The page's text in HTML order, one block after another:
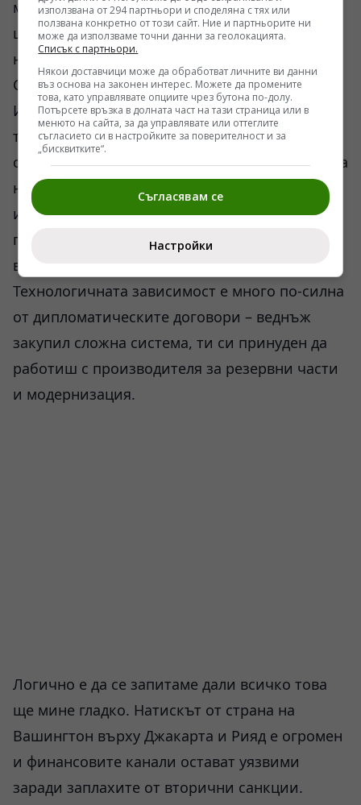
миналото. Вместо разпиляване на ресурс по
целия свят, Москва се фокусира върху
няколко ключови регионални тежковъзи.
Саудитска Арабия в Близкия изток и
Индонезия в Югоизточна Азия са именно
такива локомотиви. Когато обвържеш тези
страни с дългосрочни договори за поддръжка
на авиация, изграждане на ядрени мощности
или железопътна инфраструктура, ти си
гарантираш валутни приходи и политическо
влияние за десетилетия напред.
Технологичната зависимост е много по-силна
от дипломатическите договори – веднъж
закупил сложна система, ти си принуден да
работиш с производителя за резервни части
и модернизация.
Логично е да се запитаме дали всичко това
ще мине гладко. Натискът от страна на
Вашингтон върху Джакарта и Рияд е огромен
и финансовите канали остават уязвими
заради заплахите от вторични санкции.
използвана от 294 партньори и споделяна с тях или
ползвана конкретно от този сайт. Ние и партньорите ни
може да използваме точни данни за геолокацията.
Списък с партньори.
Някои доставчици може да обработват личните ви данни
въз основа на законен интерес. Можете да промените
това, като управлявате опциите чрез бутона по-долу.
Потърсете връзка в долната част на тази страница или в
менюто на сайта, за да управлявате или оттеглите
съгласието си в настройките за поверителност и за
„бисквитките“.
Съгласявам се
Настройки